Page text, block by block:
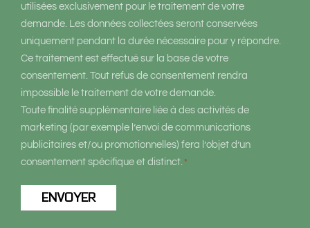
utilisées exclusivement pour le traitement de votre
demande. Les données collectées seront conservées
uniquement pendant la durée nécessaire pour y répondre.
Ce traitement est effectué sur la base de votre
consentement. Tout refus de consentement rendra
impossible le traitement de votre demande.
Toute finalité supplémentaire liée à des activités de
marketing (par exemple l’envoi de communications
publicitaires et/ou promotionnelles) fera l’objet d’un
consentement spécifique et distinct. *